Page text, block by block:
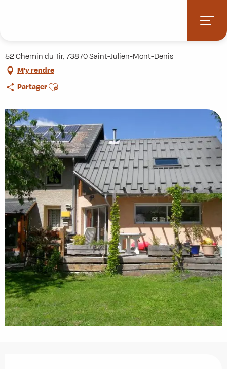
52 Chemin du Tir, 73870 Saint-Julien-Mont-Denis
M'y rendre
PartagerAjouter aux favoris